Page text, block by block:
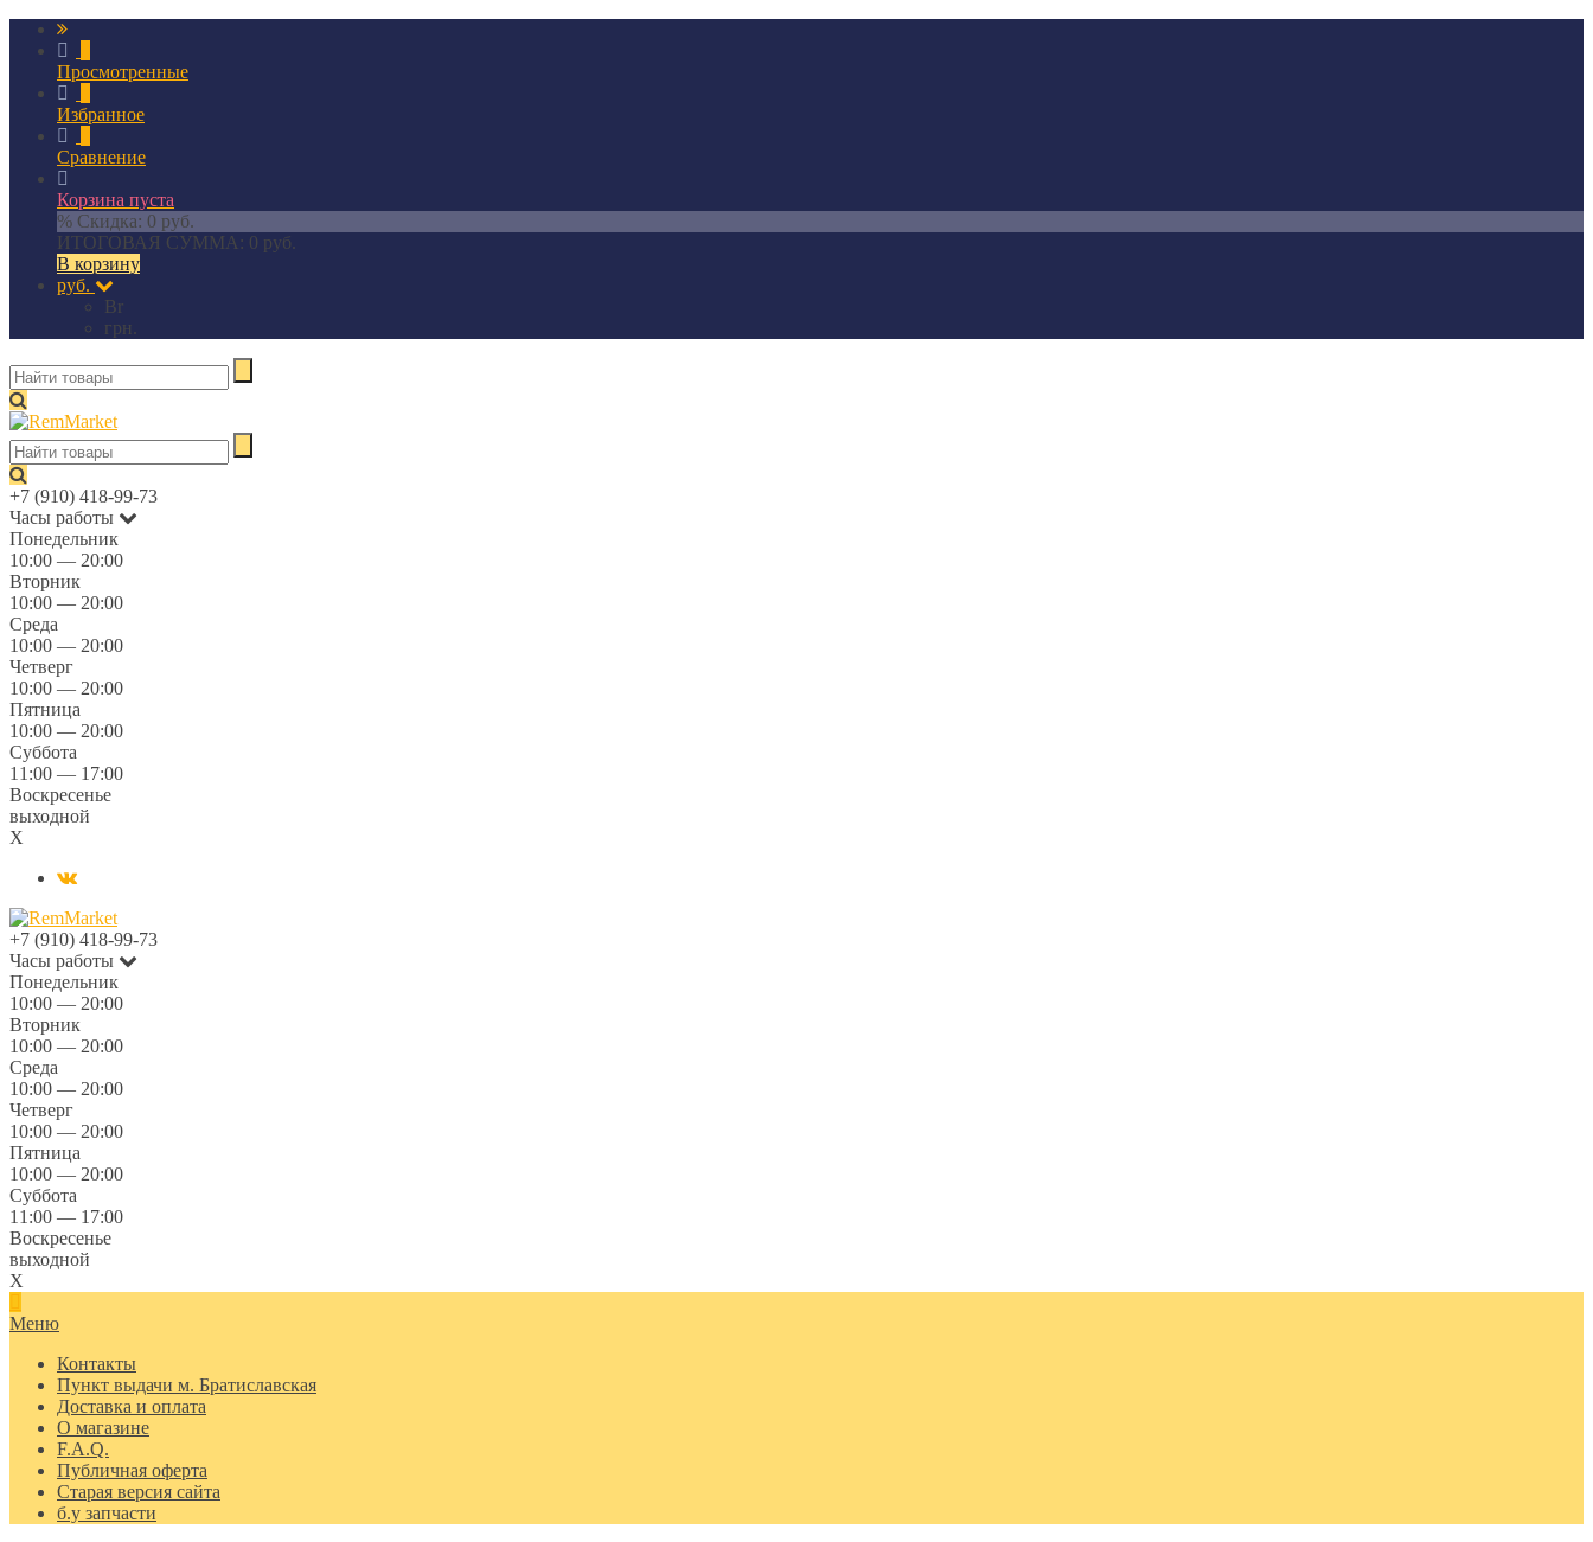
Просмотренные
Избранное
Сравнение
Корзина пуста
% Скидка: 0 руб.
ИТОГОВАЯ СУММА: 0 руб.
В корзину
руб.
Br
грн.
+7 (910) 418-99-73
Часы работы
Понедельник
10:00 — 20:00
Вторник
10:00 — 20:00
Среда
10:00 — 20:00
Четверг
10:00 — 20:00
Пятница
10:00 — 20:00
Суббота
11:00 — 17:00
Воскресенье
выходной
X
+7 (910) 418-99-73
Часы работы
Понедельник
10:00 — 20:00
Вторник
10:00 — 20:00
Среда
10:00 — 20:00
Четверг
10:00 — 20:00
Пятница
10:00 — 20:00
Суббота
11:00 — 17:00
Воскресенье
выходной
X
Меню
Контакты
Пункт выдачи м. Братиславская
Доставка и оплата
О магазине
F.A.Q.
Публичная оферта
Старая версия сайта
б.у запчасти